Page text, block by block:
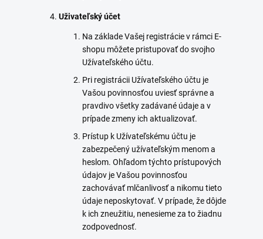
Uživateľský účet
Na základe Vašej registrácie v rámci E-
shopu môžete pristupovať do svojho
Užívateľského účtu.
Pri registrácii Užívateľského účtu je
Vašou povinnosťou uviesť správne a
pravdivo všetky zadávané údaje a v
prípade zmeny ich aktualizovať.
Prístup k Užívateľskému účtu je
zabezpečený užívateľským menom a
heslom. Ohľadom týchto prístupových
údajov je Vašou povinnosťou
zachovávať mlčanlivosť a nikomu tieto
údaje neposkytovať. V prípade, že dôjde
k ich zneužitiu, nenesieme za to žiadnu
zodpovednosť.